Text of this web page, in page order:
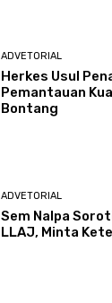
ADVETORIAL
Herkes Usul
Pemantauan
Bontang
ADVETORIAL
Sem Nalpa
LLAJ, Minta